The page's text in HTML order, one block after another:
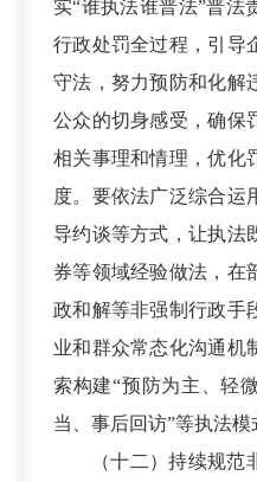
实“谁执法谁普法”普法
行政处罚全过程，引导
守法，努力预防和化解
公众的切身感受，确保
相关事理和情理，优化
度。要依法广泛综合运
导约谈等方式，让执法
券等领域经验做法，在
政和解等非强制行政手
业和群众常态化沟通机
索构建“预防为主、轻
当、事后回访”等执法模
（十二）持续规范